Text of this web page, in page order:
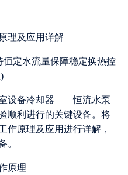
理及应用详解
设备冷却器——恒流水泵
顺利进行的关键设备。将
作原理及应用进行详解，
。
原理